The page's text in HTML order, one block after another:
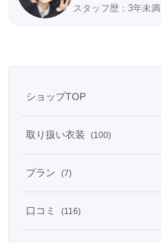
スタッフ歴：3年未満
ショップTOP
取り扱い衣装 (100)
プラン (7)
口コミ (116)